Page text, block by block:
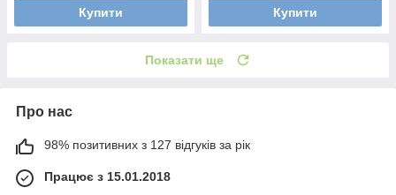
Купити Купити
Показати ще
Про нас
98% позитивних з 127 відгуків за рік
Працює з 15.01.2018